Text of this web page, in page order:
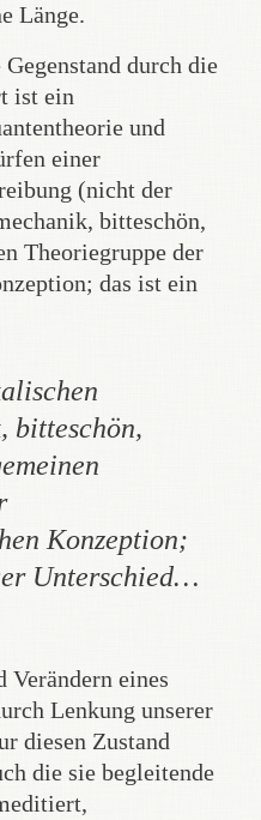
Länge.
Gegenstand durch die
ist ein
und
einer
(nicht der
bitteschön,
Theoriegruppe der
das ist ein
bitteschön,
Konzeption;
Unterschied…
Verändern eines
Lenkung unserer
diesen Zustand
die sie begleitende